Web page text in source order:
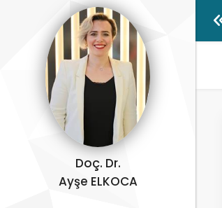
Doç. Dr.
Ayşe ELKOCA